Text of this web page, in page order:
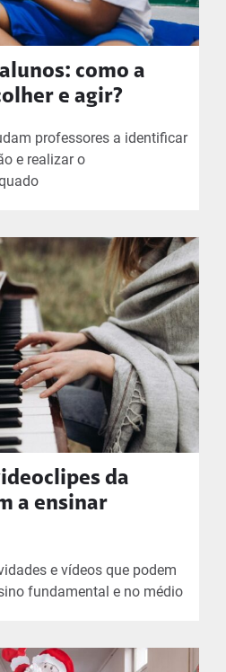
como a
e agir?
professores a identificar
e realizar o
da
a ensinar
e vídeos que podem
fundamental e no médio